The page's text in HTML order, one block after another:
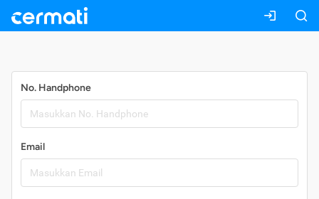
No. Handphone
Email